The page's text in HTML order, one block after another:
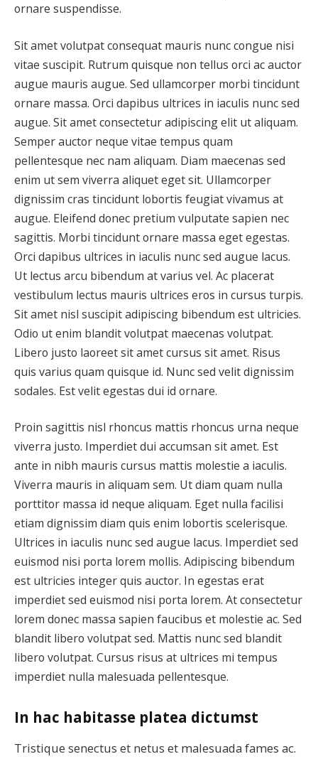
ornare suspendisse.
Sit amet volutpat consequat mauris nunc congue nisi
vitae suscipit. Rutrum quisque non tellus orci ac auctor
augue mauris augue. Sed ullamcorper morbi tincidunt
ornare massa. Orci dapibus ultrices in iaculis nunc sed
augue. Sit amet consectetur adipiscing elit ut aliquam.
Semper auctor neque vitae tempus quam
pellentesque nec nam aliquam. Diam maecenas sed
enim ut sem viverra aliquet eget sit. Ullamcorper
dignissim cras tincidunt lobortis feugiat vivamus at
augue. Eleifend donec pretium vulputate sapien nec
sagittis. Morbi tincidunt ornare massa eget egestas.
Orci dapibus ultrices in iaculis nunc sed augue lacus.
Ut lectus arcu bibendum at varius vel. Ac placerat
vestibulum lectus mauris ultrices eros in cursus turpis.
Sit amet nisl suscipit adipiscing bibendum est ultricies.
Odio ut enim blandit volutpat maecenas volutpat.
Libero justo laoreet sit amet cursus sit amet. Risus
quis varius quam quisque id. Nunc sed velit dignissim
sodales. Est velit egestas dui id ornare.
Proin sagittis nisl rhoncus mattis rhoncus urna neque
viverra justo. Imperdiet dui accumsan sit amet. Est
ante in nibh mauris cursus mattis molestie a iaculis.
Viverra mauris in aliquam sem. Ut diam quam nulla
porttitor massa id neque aliquam. Eget nulla facilisi
etiam dignissim diam quis enim lobortis scelerisque.
Ultrices in iaculis nunc sed augue lacus. Imperdiet sed
euismod nisi porta lorem mollis. Adipiscing bibendum
est ultricies integer quis auctor. In egestas erat
imperdiet sed euismod nisi porta lorem. At consectetur
lorem donec massa sapien faucibus et molestie ac. Sed
blandit libero volutpat sed. Mattis nunc sed blandit
libero volutpat. Cursus risus at ultrices mi tempus
imperdiet nulla malesuada pellentesque.
In hac habitasse platea dictumst
Tristique senectus et netus et malesuada fames ac.